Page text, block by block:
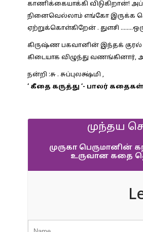
காணிக்கையாக்கி விடுகிறான்!
நினைவெல்லாம் எங்கோ இருக்க
ஏற்றுக்கொள்கிறேன் . துளசி
கிருஷ்ண பகவானின் இந்தக் குரல்
கிடையாக விழுந்து வணங்கினார்,
நன்றி :சு . சுப்புலக்ஷ்மி ,
‘ கீதை கருத்து ‘- பாலர் கதைகள்
முந்தய
முருகா பெருமானின்
உருவான கதை